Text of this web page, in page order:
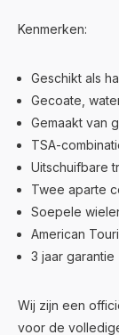
Kenmerken:
Geschikt als
Gecoate,
Gemaakt van
TSA-
Uitschuifbare
Twee aparte
Soepele
American
3 jaar garantie
Wij zijn een
voor de